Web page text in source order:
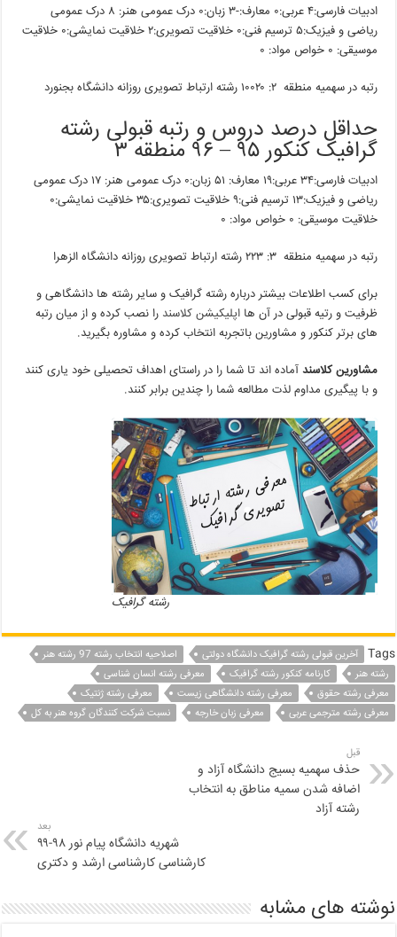
ادبیات فارسی:۴ عربی:۰ معارف:-۳ زبان:۰ درک عمومی هنر: ۸ درک عمومی
ریاضی و فیزیک:۵ ترسیم فنی:۰ خلاقیت تصویری:۲ خلاقیت نمایشی:۰ خلاقیت
موسیقی: ۰ خواص مواد: ۰
رتبه در سهمیه منطقه ۲: ۱۰۰۲۰ رشته ارتباط تصویری روزانه دانشگاه بجنورد
حداقل درصد دروس و رتبه قبولی رشته
گرافیک کنکور ۹۵ – ۹۶ منطقه ۳
ادبیات فارسی:۳۴ عربی:۱۹ معارف: ۵۱ زبان:۰ درک عمومی هنر: ۱۷ درک عمومی
ریاضی و فیزیک:۱۳ ترسیم فنی:۹ خلاقیت تصویری:۳۵ خلاقیت نمایشی:۰
خلاقیت موسیقی: ۰ خواص مواد: ۰
رتبه در سهمیه منطقه ۳: ۲۲۳ رشته ارتباط تصویری روزانه دانشگاه الزهرا
برای کسب اطلاعات بیشتر درباره رشته گرافیک و سایر رشته ها دانشگاهی و
ظرفیت و رتیه قبولی در آن هااپلیکیشن کلاسند را نصب کرده و از میان رتبه
های برتر کنکور و مشاورین باتجربه انتخاب کرده و مشاوره بگیرید.
مشاورین کلاسند آماده اند تا شما را در راستای اهداف تحصیلی خود یاری کنند
و با پیگیری مداوم لذت مطالعه شما را چندین برابر کنند.
رشته گرافیک
Tags آخرین قبولی رشته گرافیک دانشگاه دولتی
اصلاحیه انتخاب رشته 97 رشته هنر
رشته هنر
کارنامه کنکور رشته گرافیک
معرفی رشته انسان شناسی
معرفی رشته حقوق
معرفی رشته دانشگاهی زیست
معرفی رشته ژنتیک
معرفی رشته مترجمی عربی
معرفی زبان خارجه نسبت شرکت کنندگان گروه هنر به کل
قبل
حذف سهمیه بسیج دانشگاه آزاد و
اضافه شدن سمیه مناطق به انتخاب
رشته آزاد
بعد
شهریه دانشگاه پیام نور ۹۸-۹۹
کارشناسی کارشناسی ارشد و دکتری
نوشته های مشابه